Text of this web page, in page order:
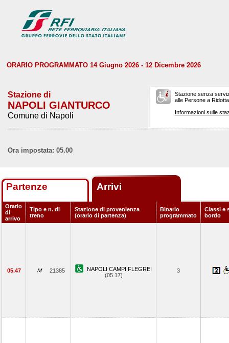
ORARIO PROGRAMMATO 14 Giugno 2026 - 12 Dicembre 2026
Stazione di
NAPOLI GIANTURCO
Comune di Napoli
Stazione senza
alle Persone a
Informazioni sulle
Ora impostata: 05.00
Partenze Arrivi
Orario
di
arrivo
Tipo e n. di
treno
Stazione di provenienza
(orario di partenza)
Binario
programmato
Classi e
bordo
05.47 21385
NAPOLI CAMPI FLEGREI
(05.17)
3